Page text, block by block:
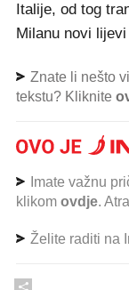
Italije, od tog
Milanu novi
Znate li nešto
tekstu? Kliknite
Imate važnu
klikom ovdje.
Želite raditi na